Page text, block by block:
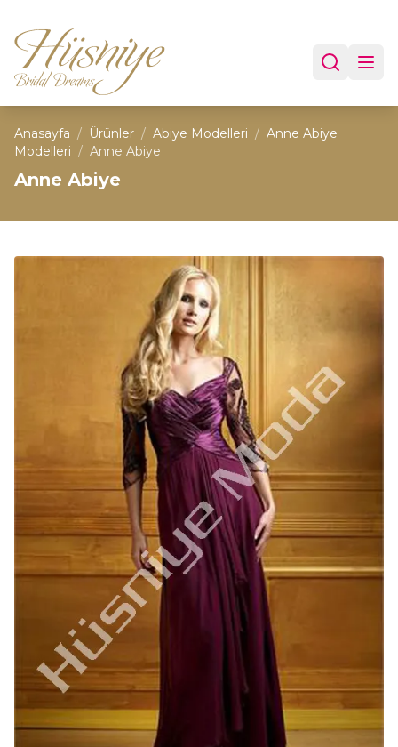
Anasayfa / Ürünler / Abiye Modelleri /
Anne Abiye
Modelleri / Anne Abiye
Anne Abiye